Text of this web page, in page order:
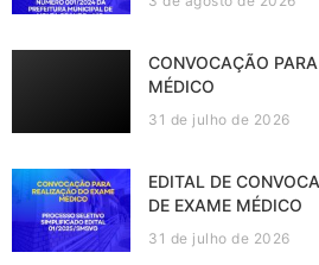
CONVOCAÇÃO
MÉDICO
31 de julho de 2026
EDITAL DE
DE EXAME MÉDICO
31 de julho de 2026